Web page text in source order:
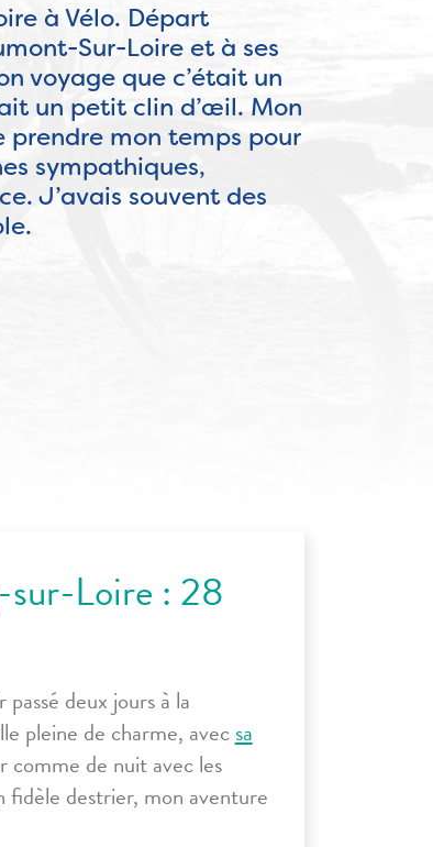
à Vélo. Départ
Sur-Loire et à ses
voyage que c’était un
un petit clin d’œil. Mon
mon temps pour
sympathiques,
J’avais souvent des
Loire : 28
deux jours à la
pleine de charme, avecsa
comme de nuit avec les
fidèle destrier, mon aventure